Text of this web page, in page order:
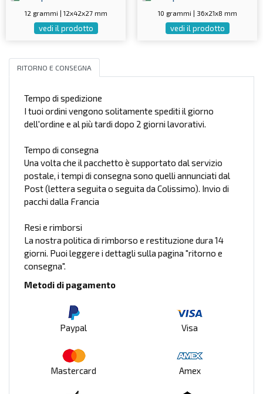
12 grammi | 12x42x27 mm
vedi il prodotto
10 grammi | 36x21x8 mm
vedi il prodotto
RITORNO E CONSEGNA
Tempo di spedizione
I tuoi ordini vengono solitamente spediti il giorno
dell'ordine e al più tardi dopo 2 giorni lavorativi.
Tempo di consegna
Una volta che il pacchetto è supportato dal servizio
postale, i tempi di consegna sono quelli annunciati dal
Post (lettera seguita o seguita da Colissimo). Invio di
pacchi dalla Francia
Resi e rimborsi
La nostra politica di rimborso e restituzione dura 14
giorni. Puoi leggere i dettagli sulla pagina "ritorno e
consegna".
Metodi di pagamento
Paypal Visa
Mastercard Amex